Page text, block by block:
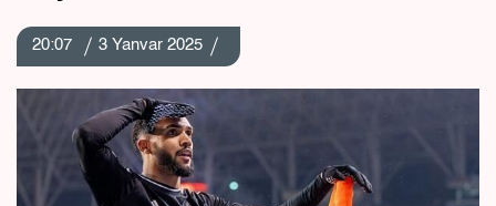
20:07 3 Yanvar 2025